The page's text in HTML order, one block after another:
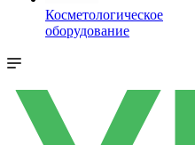
Косметологическое
оборудование